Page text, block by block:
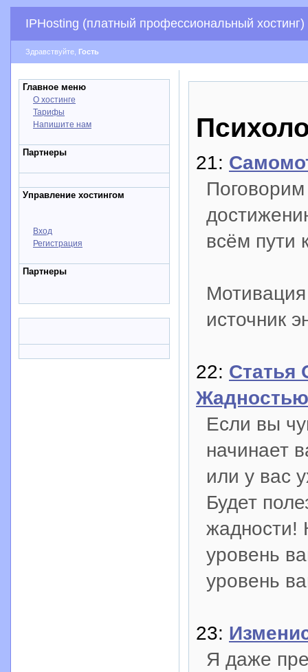
IPHosting (платный профессиональный хостинг)
Здравствуйте, Гость
Главное меню
О хостинге
Тарифы
Напишите нам
Партнеры
Управление хостингом
Вход
Регистрация
Партнеры
21:
Поговорим
всём пути
источник
22: Статья
Жадностью
Если вы
начинает
или у вас
Будет
жадности!
уровень
уровень
23:
Я даже